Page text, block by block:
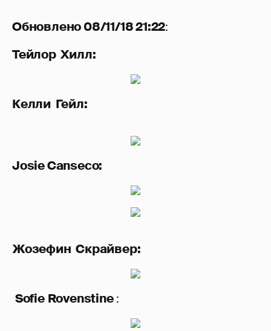
Обновлено 08/11/18 21:22:
Тейлор Хилл:
Келли Гейл:
Josie Canseco:
Жозефин Скрайвер:
Sofie Rovenstine: